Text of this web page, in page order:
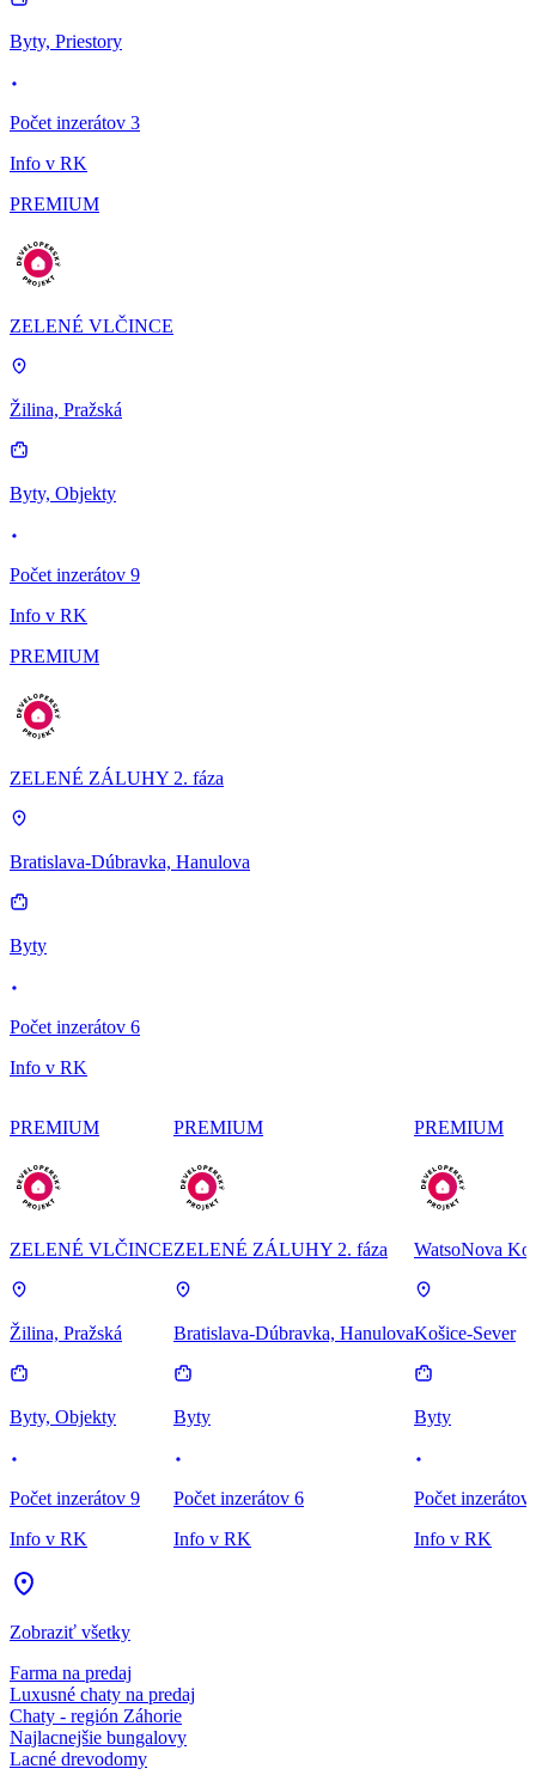
Byty, Priestory
Počet inzerátov 3
Info v RK
PREMIUM
ZELENÉ VLČINCE
Žilina, Pražská
Byty, Objekty
Počet inzerátov 9
Info v RK
PREMIUM
ZELENÉ ZÁLUHY 2. fáza
Bratislava-Dúbravka, Hanulova
Byty
Počet inzerátov 6
Info v RK
PREMIUM
ZELENÉ VLČINCE
Žilina, Pražská
Byty, Objekty
Počet inzerátov 9
Info v RK
PREMIUM
ZELENÉ ZÁLUHY 2. fáza
Bratislava-Dúbravka, Hanulova
Byty
Počet inzerátov 6
Info v RK
PREMIUM
WatsoNova
Košice-Sever
Byty
Počet inzerátov
Info v RK
Zobraziť všetky
Farma na predaj
Luxusné chaty na predaj
Chaty - región Záhorie
Najlacnejšie bungalovy
Lacné drevodomy